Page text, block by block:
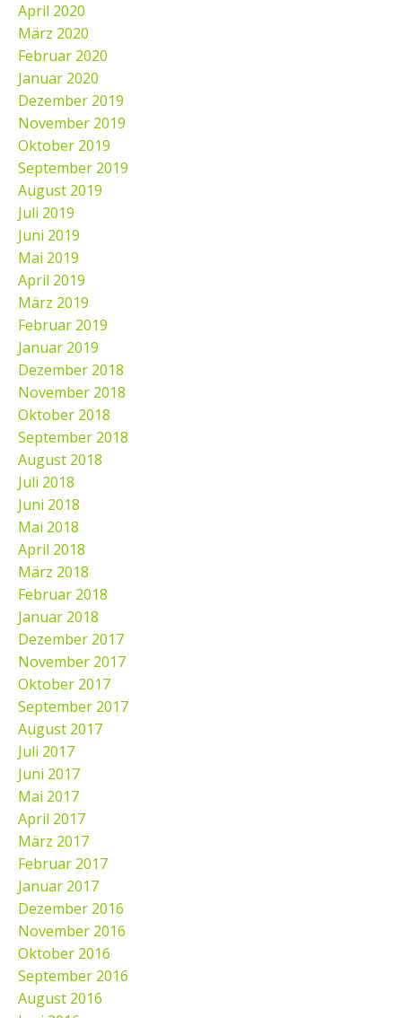
April 2020
März 2020
Februar 2020
Januar 2020
Dezember 2019
November 2019
Oktober 2019
September 2019
August 2019
Juli 2019
Juni 2019
Mai 2019
April 2019
März 2019
Februar 2019
Januar 2019
Dezember 2018
November 2018
Oktober 2018
September 2018
August 2018
Juli 2018
Juni 2018
Mai 2018
April 2018
März 2018
Februar 2018
Januar 2018
Dezember 2017
November 2017
Oktober 2017
September 2017
August 2017
Juli 2017
Juni 2017
Mai 2017
April 2017
März 2017
Februar 2017
Januar 2017
Dezember 2016
November 2016
Oktober 2016
September 2016
August 2016